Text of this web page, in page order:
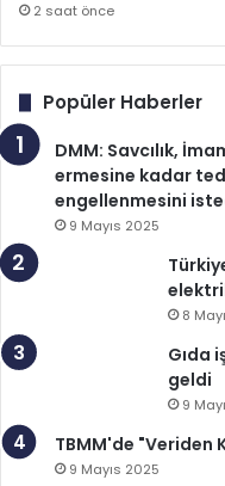
2 saat önce
Popüler Haberler
DMM: Savcılık,
ermesine kadar
engellenmesini
9 Mayıs 2025
8
Gıda
geldi
9
TBMM'de "Veriden
9 Mayıs 2025